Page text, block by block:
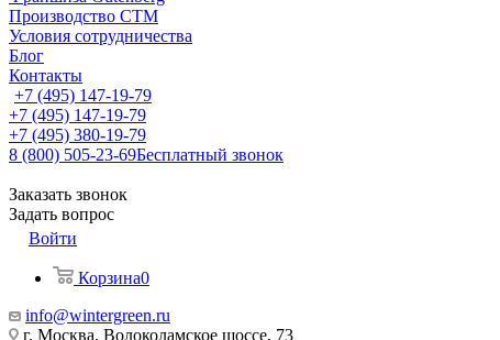
Производство СТМ
Условия сотрудничества
Блог
Контакты
+7 (495) 147-19-79
+7 (495) 147-19-79
+7 (495) 380-19-79
8 (800) 505-23-69Бесплатный звонок
Заказать звонок
Задать вопрос
Войти
Корзина0
info@wintergreen.ru
г. Москва, Волоколамское шоссе, 73